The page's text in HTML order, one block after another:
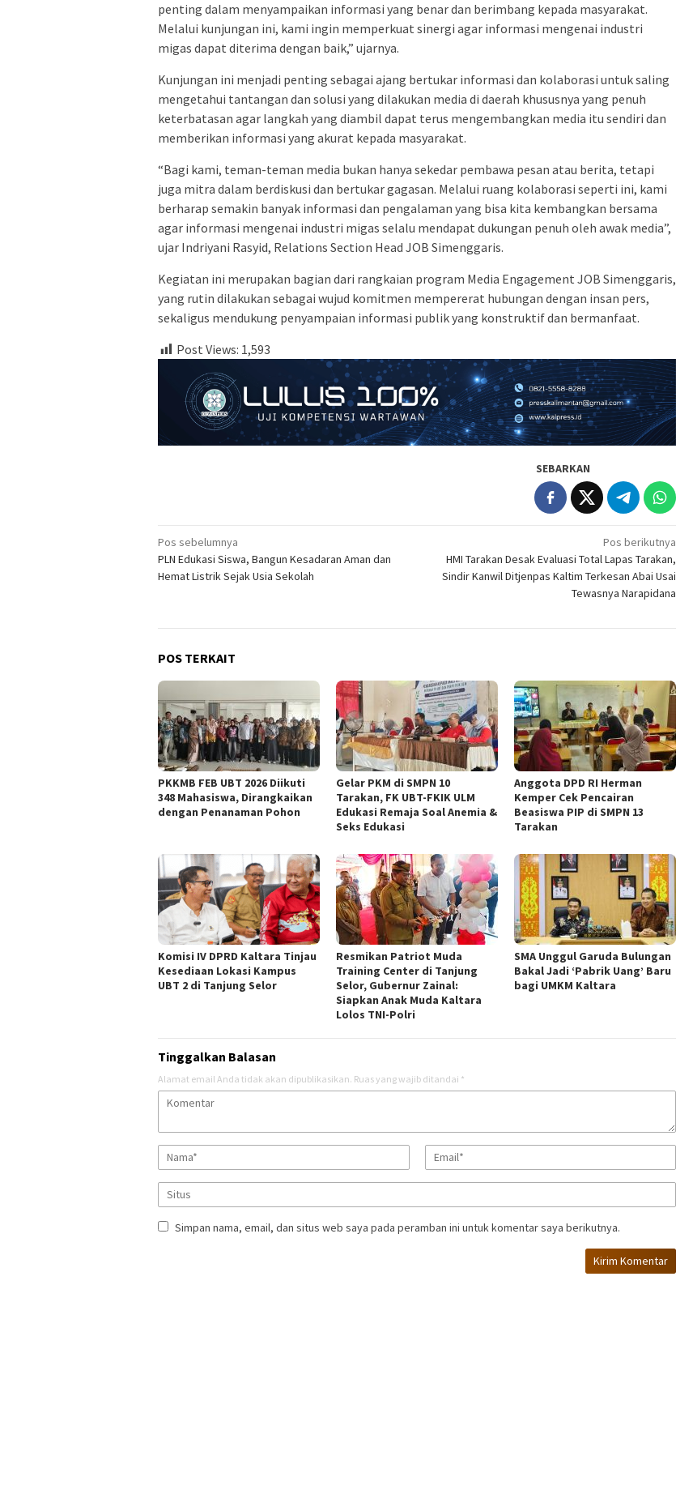
penting dalam menyampaikan informasi yang benar dan berimbang kepada masyarakat.
Melalui kunjungan ini, kami ingin memperkuat sinergi agar informasi mengenai industri
migas dapat diterima dengan baik,” ujarnya.
Kunjungan ini menjadi penting sebagai ajang bertukar informasi dan kolaborasi untuk saling
mengetahui tantangan dan solusi yang dilakukan media di daerah khususnya yang penuh
keterbatasan agar langkah yang diambil dapat terus mengembangkan media itu sendiri dan
memberikan informasi yang akurat kepada masyarakat.
“Bagi kami, teman-teman media bukan hanya sekedar pembawa pesan atau berita, tetapi
juga mitra dalam berdiskusi dan bertukar gagasan. Melalui ruang kolaborasi seperti ini, kami
berharap semakin banyak informasi dan pengalaman yang bisa kita kembangkan bersama
agar informasi mengenai industri migas selalu mendapat dukungan penuh oleh awak media”,
ujar Indriyani Rasyid, Relations Section Head JOB Simenggaris.
Kegiatan ini merupakan bagian dari rangkaian program Media Engagement JOB Simenggaris,
yang rutin dilakukan sebagai wujud komitmen mempererat hubungan dengan insan pers,
sekaligus mendukung penyampaian informasi publik yang konstruktif dan bermanfaat.
Post Views: 1,593
SEBARKAN
Navigasi
pos
Pos sebelumnya
PLN Edukasi Siswa, Bangun Kesadaran Aman dan
Hemat Listrik Sejak Usia Sekolah
Pos berikutnya
HMI Tarakan Desak Evaluasi Total Lapas Tarakan,
Sindir Kanwil Ditjenpas Kaltim Terkesan Abai Usai
Tewasnya Narapidana
POS TERKAIT
PKKMB FEB UBT 2026 Diikuti
348 Mahasiswa, Dirangkaikan
dengan Penanaman Pohon
Gelar PKM di SMPN 10
Tarakan, FK UBT-FKIK ULM
Edukasi Remaja Soal Anemia &
Seks Edukasi
Anggota DPD RI Herman
Kemper Cek Pencairan
Beasiswa PIP di SMPN 13
Tarakan
Komisi IV DPRD Kaltara Tinjau
Kesediaan Lokasi Kampus
UBT 2 di Tanjung Selor
Resmikan Patriot Muda
Training Center di Tanjung
Selor, Gubernur Zainal:
Siapkan Anak Muda Kaltara
Lolos TNI-Polri
SMA Unggul Garuda Bulungan
Bakal Jadi ‘Pabrik Uang’ Baru
bagi UMKM Kaltara
Tinggalkan Balasan
Alamat email Anda tidak akan dipublikasikan. Ruas yang wajib ditandai *
Simpan nama, email, dan situs web saya pada peramban ini untuk komentar saya berikutnya.